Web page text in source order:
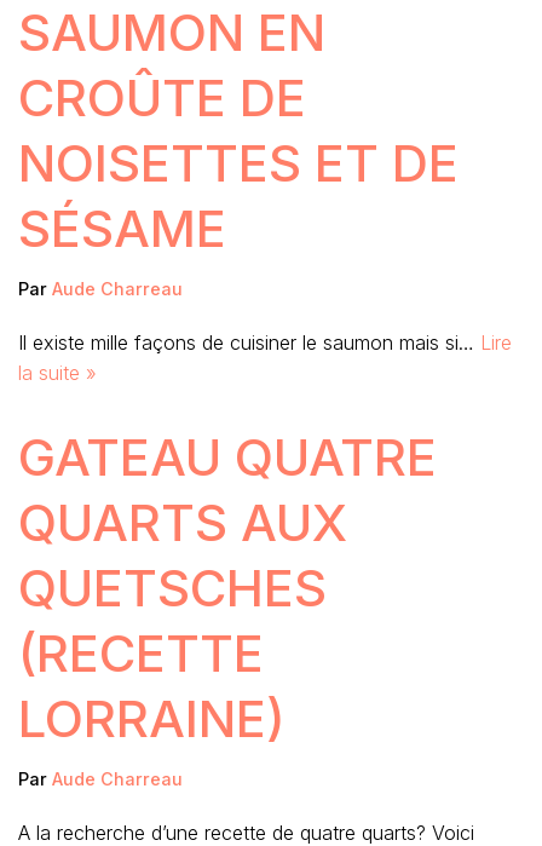
SAUMON EN
CROÛTE DE
NOISETTES ET DE
SÉSAME
Par Aude Charreau
Il existe mille façons de cuisiner le saumon mais si… Lire
la suite »
GATEAU QUATRE
QUARTS AUX
QUETSCHES
(RECETTE
LORRAINE)
Par Aude Charreau
A la recherche d’une recette de quatre quarts? Voici